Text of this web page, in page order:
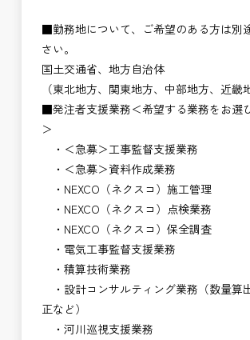
■勤務地について、ご希望のある方は別
さい。
国土交通省、地方自治体
（東北地方、関東地方、中部地方、近畿
■発注者支援業務＜希望する業務をお選
＞
・＜急募＞工事監督支援業務
・＜急募＞資料作成業務
・NEXCO（ネクスコ）施工管理
・NEXCO（ネクスコ）点検業務
・NEXCO（ネクスコ）保全調査
・電気工事監督支援業務
・積算技術業務
・設計コンサルティング業務（数量算
正など）
・河川巡視支援業務